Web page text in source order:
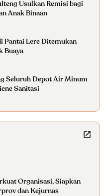
Usulkan Remisi bagi
Anak Binaan
Pantai Lere Ditemukan
Buaya
Seluruh Depot Air Minum
Sanitasi
Organisasi, Siapkan
dan Kejurnas